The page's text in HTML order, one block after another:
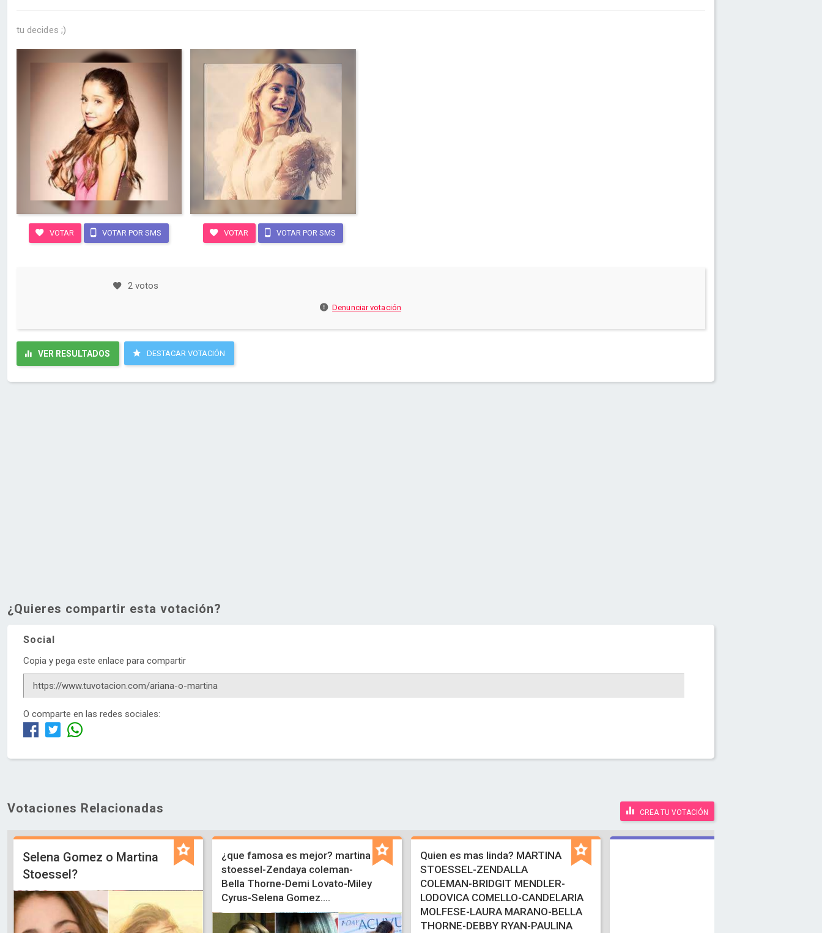
tu decides ;)
VOTAR VOTAR POR SMS VOTAR VOTAR POR SMS
2 votos
Denunciar votación
VER RESULTADOS DESTACAR VOTACIÓN
¿Quieres compartir esta votación?
Social
Copia y pega este enlace para compartir
O comparte en las redes sociales:
Votaciones Relacionadas CREA TU VOTACIÓN
Selena Gomez o Martina
Stoessel?
¿que famosa es mejor? martina
stoessel-Zendaya coleman-
Bella Thorne-Demi Lovato-Miley
Cyrus-Selena Gomez....
Quien es mas linda? MARTINA
STOESSEL-ZENDALLA
COLEMAN-BRIDGIT MENDLER-
LODOVICA COMELLO-CANDELARIA
MOLFESE-LAURA MARANO-BELLA
THORNE-DEBBY RYAN-PAULINA